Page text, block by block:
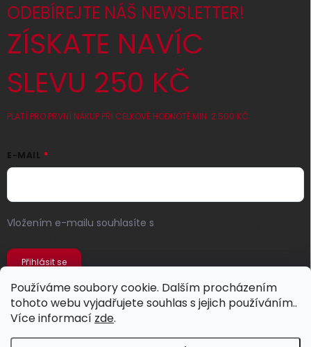
Používáme soubory cookie. Dalším procházením
tohoto webu vyjadřujete souhlas s jejich používáním..
Více informací zde.
ODEBÍREJTE NÁŠ NEWSLETTER!
ZÍSKATE NAVÍC
SLEVU 250 KČ
PLATÍ PRO PRVNÍ NÁKUP PŘI CELKOVÉ HODNOTĚ MIN. 2 500 KČ
E-MAIL
Vložením e-mailu souhlasíte s
Přihlásit se